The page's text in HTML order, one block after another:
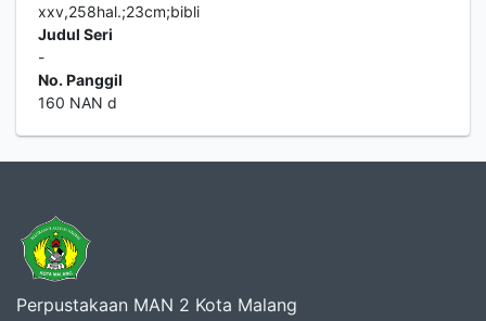
xxv,258hal.;23cm;bibli
Judul Seri
-
No. Panggil
160 NAN d
Perpustakaan MAN 2 Kota Malang